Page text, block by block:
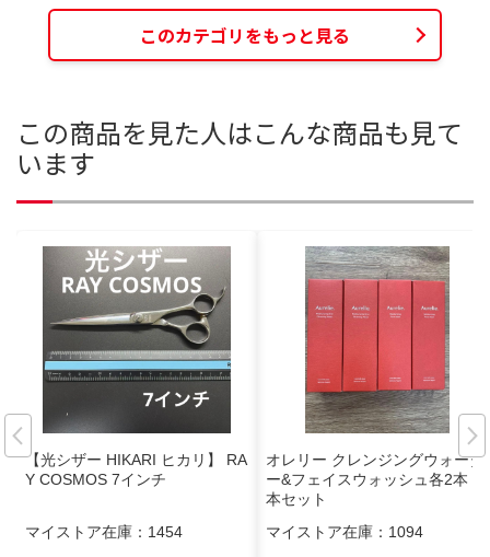
このカテゴリをもっと見る
この商品を見た人はこんな商品も見て
います
【光シザー HIKARI ヒカリ】 RA
Y COSMOS 7インチ
マイストア在庫： 1454
オレリー クレンジングウォータ
ー&フェイスウォッシュ各2本 4
本セット
マイストア在庫： 1094